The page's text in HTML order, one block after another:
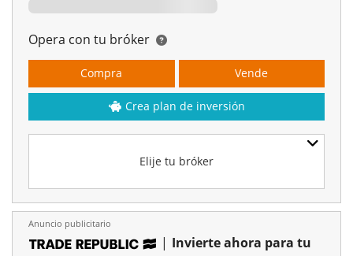
Opera con tu bróker
Elije tu bróker
Compra Vende
Crea plan de inversión
Anuncio publicitario
| Invierte ahora para tu